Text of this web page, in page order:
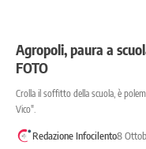
Agropoli, paura a
FOTO
Crolla il soffitto della scuola, è
Vico".
Redazione Infocilento8